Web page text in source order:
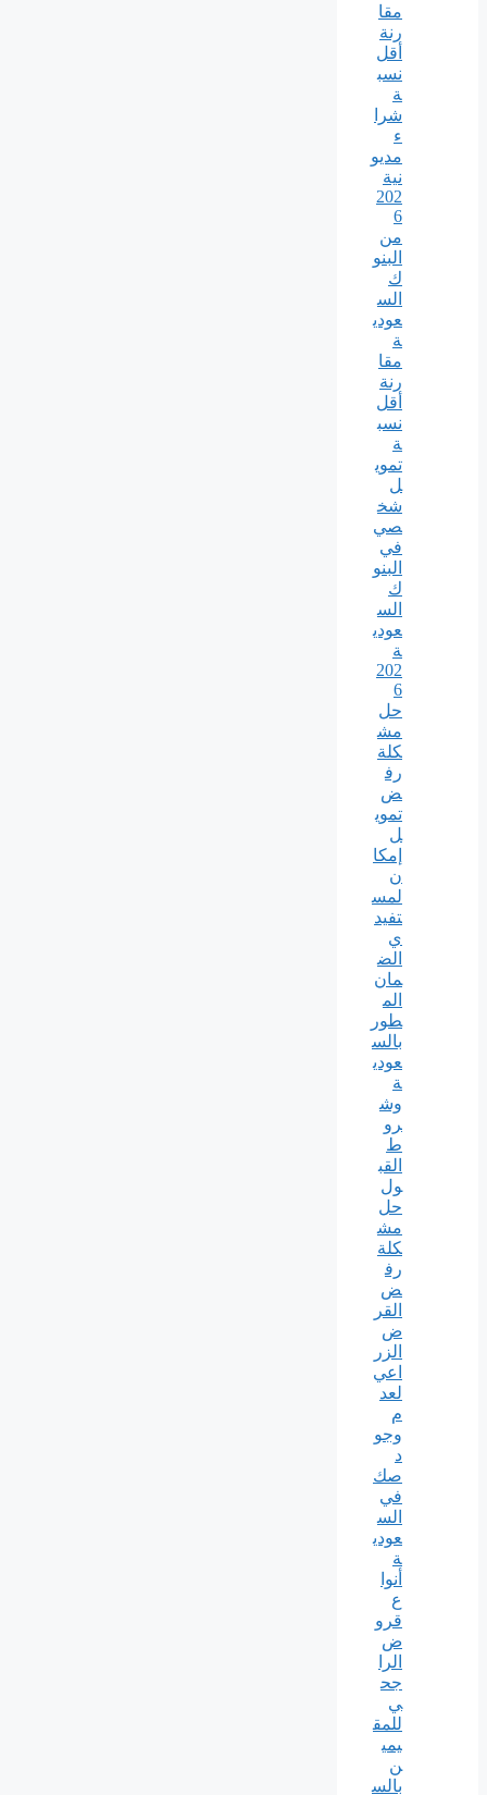
مقا
رنة
أقل
نسب
ة
شرا
ء
مديو
نية
202
6
من
البنو
ك
الس
عودي
ة
مقا
رنة
أقل
نسب
ة
تموي
ل
شخ
صي
في
البنو
ك
الس
عودي
ة
202
6
حل
مش
كلة
رف
ض
تموي
ل
إمكا
ن
لمس
تفيد
ي
الض
مان
الم
طور
بالس
عودي
ة
وش
رو
ط
القب
ول
حل
مش
كلة
رف
ض
القر
ض
الزر
اعي
لعد
م
وجو
د
صك
في
الس
عودي
ة
أنوا
ع
قرو
ض
الرا
جح
ي
للمق
يمي
ن
بالس